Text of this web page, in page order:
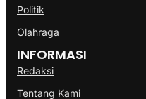
Politik
Olahraga
INFORMASI
Redaksi
Tentang Kami